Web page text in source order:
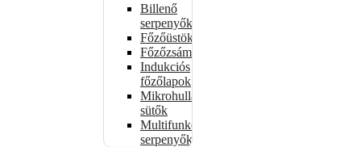
Billenő
serpenyők
Főzőüstök
Főzőzsámolyok
Indukciós
főzőlapok
Mikrohullámú
sütők
Multifunkciós
serpenyők